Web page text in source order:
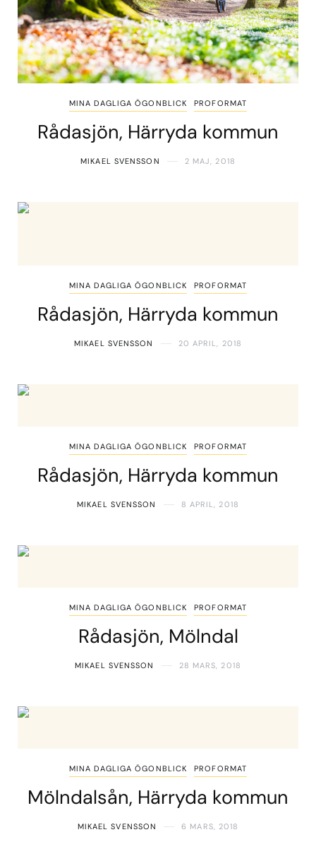
MINA DAGLIGA ÖGONBLICK PROFORMAT
Rådasjön, Härryda kommun
MIKAEL SVENSSON 2 MAJ, 2018
MINA DAGLIGA ÖGONBLICK PROFORMAT
Rådasjön, Härryda kommun
MIKAEL SVENSSON 20 APRIL, 2018
MINA DAGLIGA ÖGONBLICK PROFORMAT
Rådasjön, Härryda kommun
MIKAEL SVENSSON 8 APRIL, 2018
MINA DAGLIGA ÖGONBLICK PROFORMAT
Rådasjön, Mölndal
MIKAEL SVENSSON 28 MARS, 2018
MINA DAGLIGA ÖGONBLICK PROFORMAT
Mölndalsån, Härryda kommun
MIKAEL SVENSSON 6 MARS, 2018